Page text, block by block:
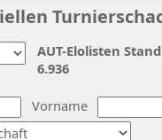
Vorname
AUT-Elolisten
6.936